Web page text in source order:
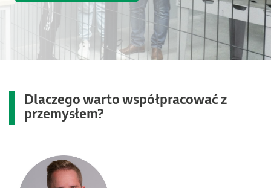
Dlaczego warto współpracować z
przemysłem?